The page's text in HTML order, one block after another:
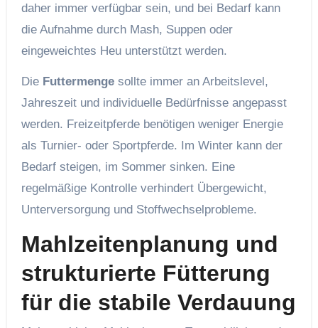
daher immer verfügbar sein, und bei Bedarf kann
die Aufnahme durch Mash, Suppen oder
eingeweichtes Heu unterstützt werden.
Die Futtermengesollte immer an Arbeitslevel,
Jahreszeit und individuelle Bedürfnisse angepasst
werden. Freizeitpferde benötigen weniger Energie
als Turnier- oder Sportpferde. Im Winter kann der
Bedarf steigen, im Sommer sinken. Eine
regelmäßige Kontrolle verhindert Übergewicht,
Unterversorgung und Stoffwechselprobleme.
Mahlzeitenplanung und
strukturierte Fütterung
für die stabile Verdauung